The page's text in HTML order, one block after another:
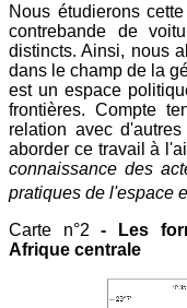
Nous étudierons
contrebande de
distincts. Ainsi, nous
dans le champ de la
est un espace
frontières. Compte
relation avec
aborder ce travail à
connaissance des
pratiques de l'espace
Carte n°2 - Les
Afrique centrale